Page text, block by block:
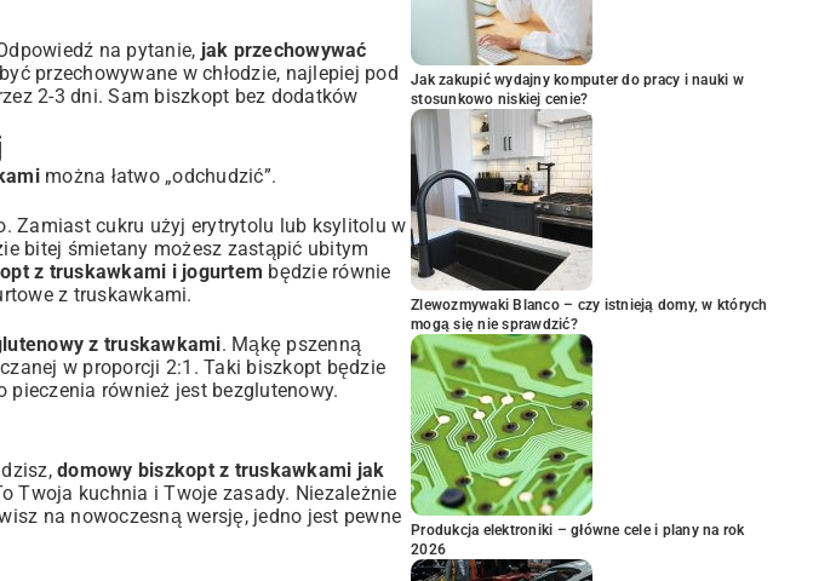
na pytanie, jak przechowywać
przechowywane w chłodzie, najlepiej pod
2-3 dni. Sam biszkopt bez dodatków
można łatwo „odchudzić”.
Zamiast cukru użyj erytrytolu lub ksylitolu w
bitej śmietany możesz zastąpić ubitym
z truskawkami i jogurtem będzie równie
z truskawkami.
z truskawkami. Mąkę pszenną
w proporcji 2:1. Taki biszkopt będzie
pieczenia również jest bezglutenowy.
domowy biszkopt z truskawkami jak
Twoja kuchnia i Twoje zasady. Niezależnie
na nowoczesną wersję, jedno jest pewne
Jak zakupić wydajny komputer do pracy i nauki w
stosunkowo niskiej cenie?
Zlewozmywaki Blanco – czy istnieją domy, w których
mogą się nie sprawdzić?
Produkcja elektroniki – główne cele i plany na rok
2026